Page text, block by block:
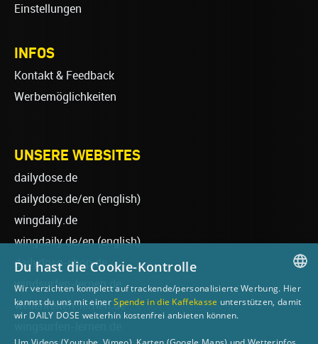
Einstellungen
INFOS
Kontakt & Feedback
Werbemöglichkeiten
UNSERE WEBSITES
dailydose.de
dailydose.de/en (english)
wingdaily.de
wingdaily.de/en(english)
dailydose-shop.de
windsurfen-lernen.de
wellenreiten-lernen.de
GERMAN
Du hast die Cookie-Kontrolle
Wir verzichten komplett auf trackende/personalisierte Werbung. Hier
kannst du uns mit einerSpende in die Kaffekasse unterstützen, damit
wir DAILY DOSE weiterhin kostenfrei anbieten können.